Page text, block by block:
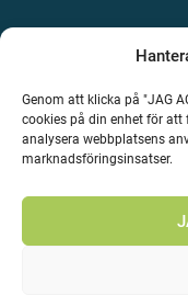
Genom att klicka på "JAG
cookies på din enhet för
analysera webbplatsens
marknadsföringsinsatser.
Upphovsrätt 2026